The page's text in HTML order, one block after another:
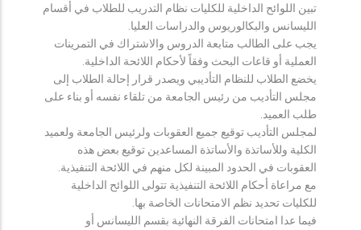
تبين اللوائح الداخلية للكليات نظام التدريب للطلاب في أقسام
الليسانس والبكالوريوس والدراسات العليا.
يجب على الطالب متابعة الدروس والاشتراك في التمرينات
العملية أو قاعات البحث وفقاً لأحكام اللائحة الداخلية.
يخضع الطلاب للنظام التأديبي ويصدر قرار إحالة الطلاب إلى
مجلس التأديب من رئيس الجامعة من تلقاء نفسه أو بناء على
طلب العميد.
لمجلس التأديب توقيع جميع العقوبات ولرئيس الجامعة ولعميد
الكلية وللأساتذة والأساتذة المساعدين توقيع بعض هذه
العقوبات في الحدود المبينة لكل منهم في اللائحة التنفيذية.
مع مراعاة أحكام اللائحة التنفيذية تتولى اللوائح الداخلية
للكليات تحديد نظم الامتحانات الخاصة بها.
فيما عدا امتحانات الفرقة النهائية بقسم الليسانس أو